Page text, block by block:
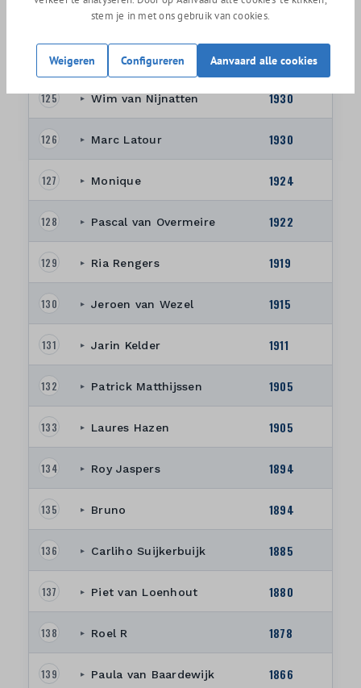
Rens Vogels
124 ▸ Richard Doornbos 1932
125 ▸ Wim van Nijnatten 1930
126 ▸ Marc Latour 1930
127 ▸ Monique 1924
128 ▸ Pascal van Overmeire 1922
129 ▸ Ria Rengers 1919
130 ▸ Jeroen van Wezel 1915
131 ▸ Jarin Kelder 1911
132 ▸ Patrick Matthijssen 1905
133 ▸ Laures Hazen 1905
134 ▸ Roy Jaspers 1894
135 ▸ Bruno 1894
136 ▸ Carliho Suijkerbuijk 1885
137 ▸ Piet van Loenhout 1880
138 ▸ Roel R 1878
139 ▸ Paula van Baardewijk 1866
stem je in met ons gebruik van cookies.
Weigeren Configureren Aanvaard alle cookies